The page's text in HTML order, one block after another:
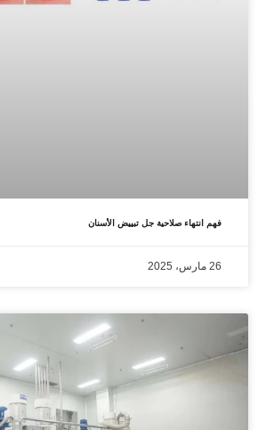
فهم انتهاء صلاحية جل تبييض الأسنان
26 مارس، 2025